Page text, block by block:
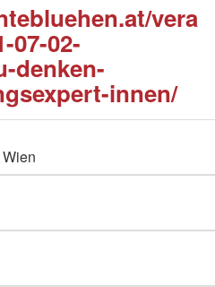
vera
07-02-
denken-
innen/